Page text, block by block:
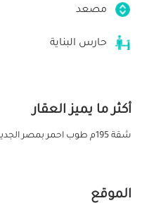
مصعد
حارس البناية
أكثر ما يميز العقار
شقة 195م طوب احمر بمصر الجديدة بتسهيلات على سنتين
الموقع